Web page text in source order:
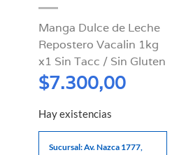
Manga Dulce de Leche
Repostero Vacalin 1kg
x1 Sin Tacc / Sin Gluten
$7.300,00
Hay existencias
Sucursal: Av. Nazca 1777,